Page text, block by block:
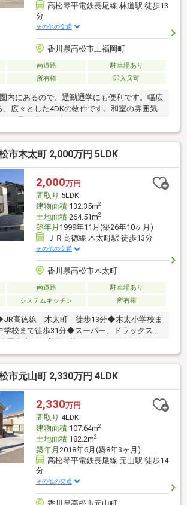
高松琴平電鉄長尾線 林道駅 徒歩13
分
その他の交通
香川県高松市上福岡町
南道路
駐車場あり
所有権 即入居可
内にあるので、通勤通学にも便利です。幅広
、広々とした4DKの物件です。和室の雰囲気
物の取り出しが楽々です。あこがれのフロー
始めましょう。建物面積59.22平米の物件は
判です。システムキッチンは使いやすく汚れ
。3口コンロが付いているので、たくさん作
理を進められます。
市木太町 2,000万円 5LDK
2,000万円
間取り 5LDK
建物面積132.35m2
土地面積264.51m2
築年月 1999年11月(築26年10ヶ月)
ＪＲ高徳線 木太町駅 徒歩13分
その他の交通
香川県高松市木太町
南道路
駐車場あり
システムキッチン 所有権
◆JR高徳線 木太町 徒歩13分◆木太小学校ま
学校まで徒歩31分◆スーパー、ドラックスト
市元山町 2,330万円 4LDK
2,330万円
間取り 4LDK
建物面積107.64m2
土地面積182.2m2
築年月 2018年6月(築8年3ヶ月)
高松琴平電鉄長尾線 元山駅 徒歩14
分
その他の交通